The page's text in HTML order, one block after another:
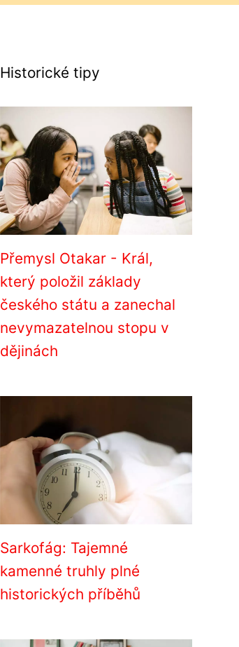
Historické tipy
Přemysl Otakar - Král,
který položil základy
českého státu a zanechal
nevymazatelnou stopu v
dějinách
Sarkofág: Tajemné
kamenné truhly plné
historických příběhů